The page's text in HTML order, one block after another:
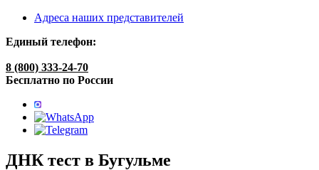
Адреса наших представителей
Единый телефон:
8 (800) 333-24-70
Бесплатно по России
ДНК тест в Бугульме